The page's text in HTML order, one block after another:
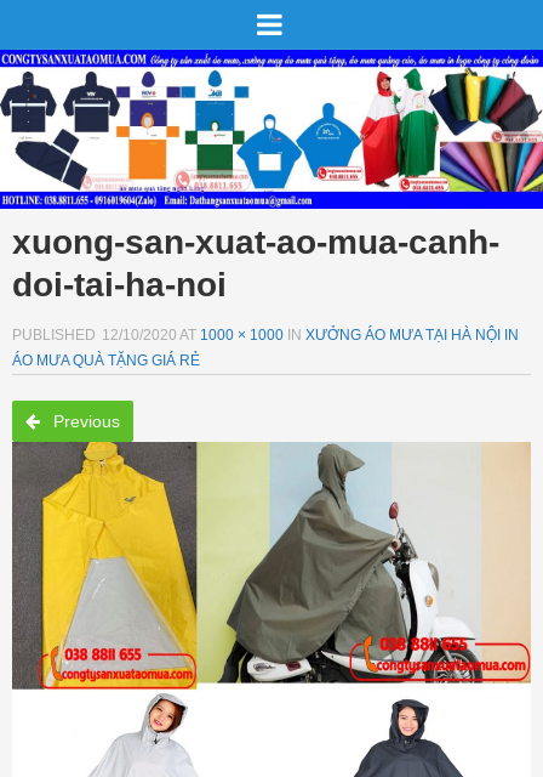
xuong-san-xuat-ao-mua-canh-
doi-tai-ha-noi
PUBLISHED 12/10/2020 AT 1000 × 1000 IN XƯỞNG ÁO MƯA TẠI HÀ NỘI IN
ÁO MƯA QUÀ TẶNG GIÁ RẺ
Previous